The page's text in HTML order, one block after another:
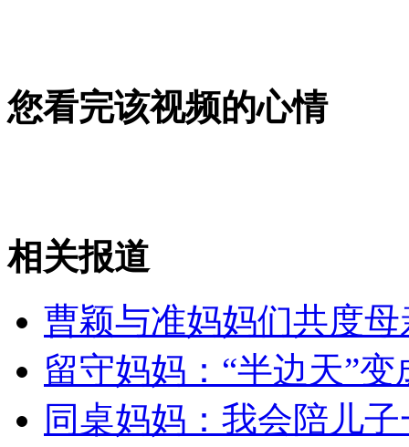
母亲节:中国各地儿女变花样尽孝心
山西运城恶犬咬伤多人 警民合力深夜将其击毙
女孩北京地铁殴打老人 痛下狠手拳打脚踢
您看完该视频的心情
相关报道
曹颖与准妈妈们共度
留守妈妈：“半边天”变
同桌妈妈：我会陪儿